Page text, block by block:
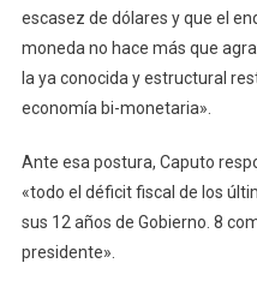
escasez de dólares y que el
moneda no hace más que
la ya conocida y estructural
economía bi-monetaria».
Ante esa postura, Caputo
«todo el déficit fiscal de los
sus 12 años de Gobierno. 8
presidente».